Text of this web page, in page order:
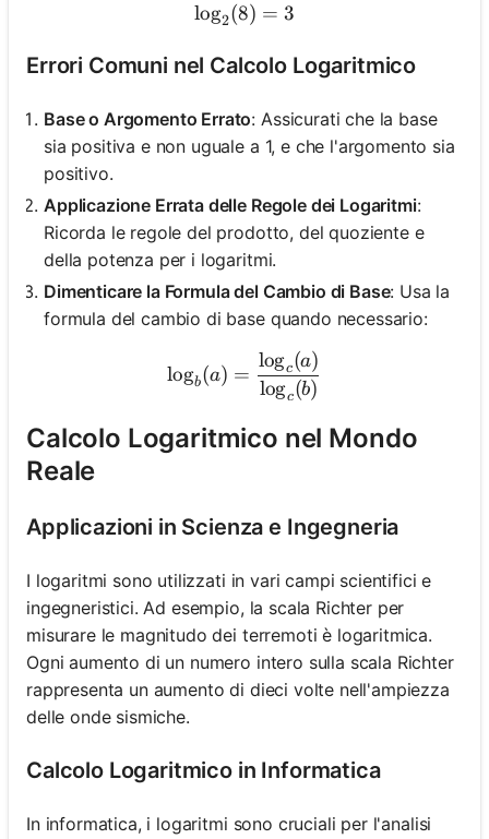
\log_2(8) = 3
log2(8) = 3
Errori Comuni nel Calcolo Logaritmico
Base o Argomento Errato: Assicurati che la base
sia positiva e non uguale a 1, e che l'argomento sia
positivo.
Applicazione Errata delle Regole dei Logaritmi:
Ricorda le regole del prodotto, del quoziente e
della potenza per i logaritmi.
Dimenticare la Formula del Cambio di Base: Usa la
formula del cambio di base quando necessario:
\log_b(a) =
logb(a) =
logc(b)
logc(a)
Calcolo Logaritmico nel Mondo
Reale
Applicazioni in Scienza e Ingegneria
I logaritmi sono utilizzati in vari campi scientifici e
ingegneristici. Ad esempio, la scala Richter per
misurare le magnitudo dei terremoti è logaritmica.
Ogni aumento di un numero intero sulla scala Richter
rappresenta un aumento di dieci volte nell'ampiezza
delle onde sismiche.
Calcolo Logaritmico in Informatica
In informatica, i logaritmi sono cruciali per l'analisi